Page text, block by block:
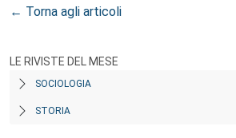
← Torna agli articoli
LE RIVISTE DEL MESE
SOCIOLOGIA
STORIA